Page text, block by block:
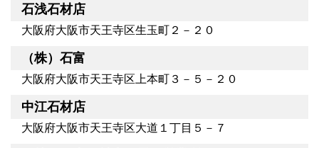
石浅石材店
大阪府大阪市天王寺区生玉町２－２０
（株）石富
大阪府大阪市天王寺区上本町３－５－２０
中江石材店
大阪府大阪市天王寺区大道１丁目５－７